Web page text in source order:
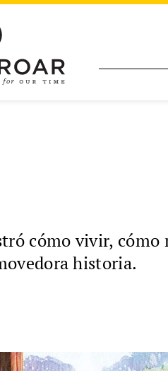
cómo vivir,
historia.